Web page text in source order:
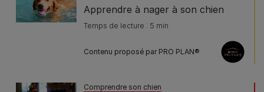
Apprendre à nager à son chien
Temps de lecture : 5 min
Contenu proposé par PRO PLAN®
Comprendre son chien